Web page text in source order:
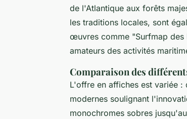
de l'Atlantique aux forêts
les traditions locales, sont
œuvres comme "Surfmap des
amateurs des activités
Comparaison des
L'offre en affiches est variée :
modernes soulignant
monochromes sobres